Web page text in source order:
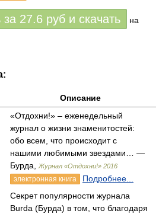
за 27.6 руб и скачать
на
Описание
«Отдохни!» – еженедельный
журнал о жизни знаменитостей:
обо всем, что происходит с
нашими любимыми звездами… —
Бурда,
Журнал «Отдохни!» 2016
электронная книга
Подробнее...
Секрет популярности журнала
Burda (Бурда) в том, что благодаря